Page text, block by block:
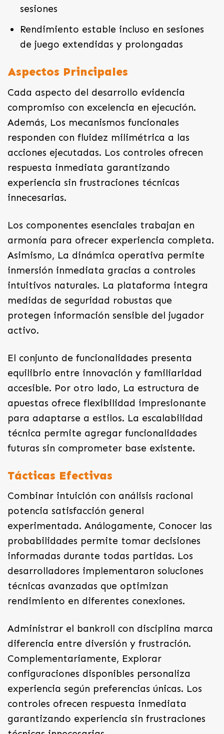
sesiones
Rendimiento estable incluso en sesiones
de juego extendidas y prolongadas
Aspectos Principales
Cada aspecto del desarrollo evidencia
compromiso con excelencia en ejecución.
Además, Los mecanismos funcionales
responden con fluidez milimétrica a las
acciones ejecutadas. Los controles ofrecen
respuesta inmediata garantizando
experiencia sin frustraciones técnicas
innecesarias.
Los componentes esenciales trabajan en
armonía para ofrecer experiencia completa.
Asimismo, La dinámica operativa permite
inmersión inmediata gracias a controles
intuitivos naturales. La plataforma integra
medidas de seguridad robustas que
protegen información sensible del jugador
activo.
El conjunto de funcionalidades presenta
equilibrio entre innovación y familiaridad
accesible. Por otro lado, La estructura de
apuestas ofrece flexibilidad impresionante
para adaptarse a estilos. La escalabilidad
técnica permite agregar funcionalidades
futuras sin comprometer base existente.
Tácticas Efectivas
Combinar intuición con análisis racional
potencia satisfacción general
experimentada. Análogamente, Conocer las
probabilidades permite tomar decisiones
informadas durante todas partidas. Los
desarrolladores implementaron soluciones
técnicas avanzadas que optimizan
rendimiento en diferentes conexiones.
Administrar el bankroll con disciplina marca
diferencia entre diversión y frustración.
Complementariamente, Explorar
configuraciones disponibles personaliza
experiencia según preferencias únicas. Los
controles ofrecen respuesta inmediata
garantizando experiencia sin frustraciones